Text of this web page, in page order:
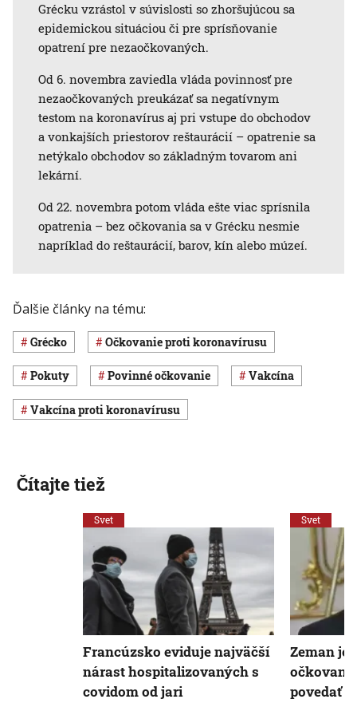
Grécku vzrástol v súvislosti so zhoršujúcou sa
epidemickou situáciou či pre sprísňovanie
opatrení pre nezaočkovaných.
Od 6. novembra zaviedla vláda povinnosť pre
nezaočkovaných preukázať sa negatívnym
testom na koronavírus aj pri vstupe do obchodov
a vonkajších priestorov reštaurácií – opatrenie sa
netýkalo obchodov so základným tovarom ani
lekární.
Od 22. novembra potom vláda ešte viac sprísnila
opatrenia – bez očkovania sa v Grécku nesmie
napríklad do reštaurácií, barov, kín alebo múzeí.
Ďalšie články na tému:
Grécko očkovanie proti koronavírusu
pokuty povinné očkovanie vakcína
vakcína proti koronavírusu
Čítajte tiež
Svet
Francúzsko eviduje najväčší
nárast hospitalizovaných s
covidom od jari
Svet
Zeman je
povedať